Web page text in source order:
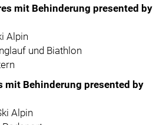
mit Behinderung presented by
Alpin
und Biathlon
mit Behinderung presented by
Alpin